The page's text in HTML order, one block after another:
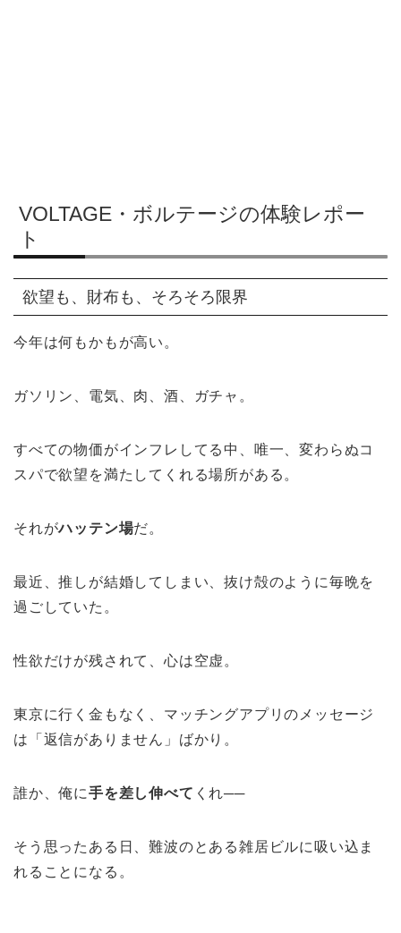
VOLTAGE・ボルテージの体験レポー
ト
欲望も、財布も、そろそろ限界
今年は何もかもが高い。
ガソリン、電気、肉、酒、ガチャ。
すべての物価がインフレしてる中、唯一、変わらぬコ
スパで欲望を満たしてくれる場所がある。
それがハッテン場だ。
最近、推しが結婚してしまい、抜け殻のように毎晩を
過ごしていた。
性欲だけが残されて、心は空虚。
東京に行く金もなく、マッチングアプリのメッセージ
は「返信がありません」ばかり。
誰か、俺に手を差し伸べて くれ──
そう思ったある日、難波のとある雑居ビルに吸い込ま
れることになる。